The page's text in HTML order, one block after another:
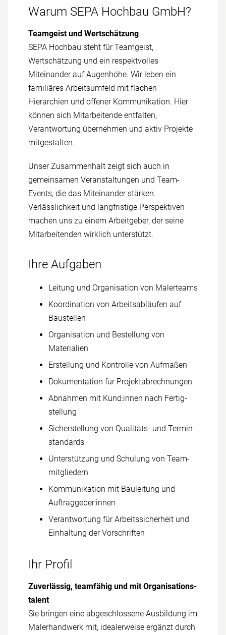
Warum SEPA Hochbau GmbH?
Teamgeist und Wert­schätzung
SEPA Hochbau steht für Team­geist,
Wertschätzung und ein respekt­volles
Miteinander auf Augen­höhe. Wir leben ein
familiäres Arbeits­umfeld mit flachen
Hierarchien und offener Kommunikation. Hier
können sich Mitarbeitende ent­falten,
Verantwortung übernehmen und aktiv Projekte
mit­gestalten.
Unser Zusammen­halt zeigt sich auch in
gemein­samen Veranstaltungen und Team-
Events, die das Miteinander stärken.
Verlässlichkeit und lang­fristige Perspektiven
machen uns zu einem Arbeit­geber, der seine
Mit­arbeitenden wirklich unter­stützt.
Ihre Aufgaben
Leitung und Organisation von Maler­teams
Koordination von Arbeits­abläufen auf
Bau­stellen
Organisation und Bestellung von
Materialien
Erstellung und Kontrolle von Auf­maßen
Dokumentation für Projekt­abrechnungen
Abnahmen mit Kund:innen nach Fertig­
stellung
Sicherstellung von Qualitäts- und Termin­
standards
Unterstützung und Schulung von Team­
mitgliedern
Kommunikation mit Bauleitung und
Auftrag­geber:innen
Verantwortung für Arbeits­sicherheit und
Einhaltung der Vor­schriften
Ihr Profil
Zu­verlässig, team­fähig und mit Organisations­
talent
Sie bringen eine ab­geschlossene Ausbildung im
Maler­handwerk mit, idealerweise ergänzt durch